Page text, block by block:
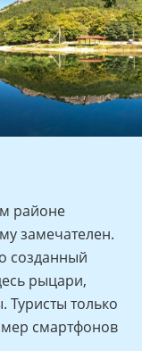
районе
замечателен.
созданный
рыцари,
Туристы только
смартфонов